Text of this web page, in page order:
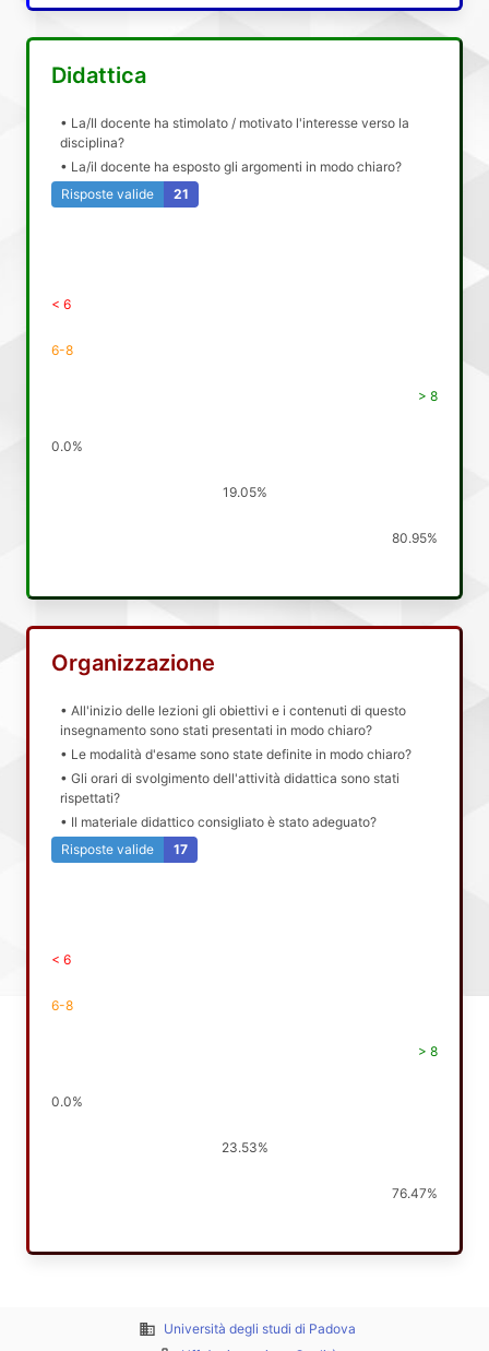
Didattica
• La/Il docente ha stimolato / motivato l'interesse verso la
disciplina?
• La/il docente ha esposto gli argomenti in modo chiaro?
Risposte valide
21
< 6
6-8
> 8
0.0%
19.05%
80.95%
Organizzazione
• All'inizio delle lezioni gli obiettivi e i contenuti di questo
insegnamento sono stati presentati in modo chiaro?
• Le modalità d'esame sono state definite in modo chiaro?
• Gli orari di svolgimento dell'attività didattica sono stati
rispettati?
• Il materiale didattico consigliato è stato adeguato?
Risposte valide
17
< 6
6-8
> 8
0.0%
23.53%
76.47%
business Università degli studi di Padova